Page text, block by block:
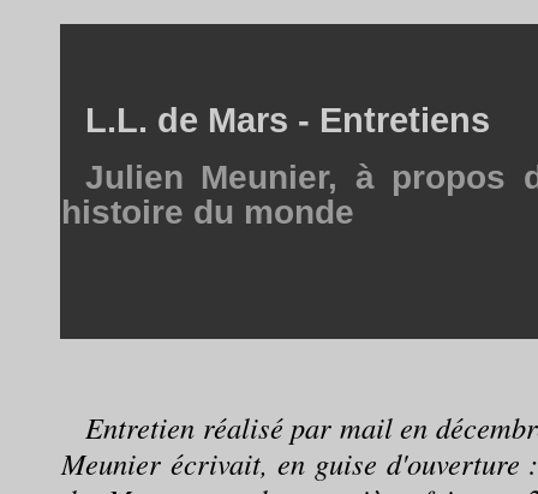
L.L. de Mars - Entretiens
Julien Meunier, à propos
histoire du monde
Entretien réalisé par mail en
Meunier écrivait, en guise